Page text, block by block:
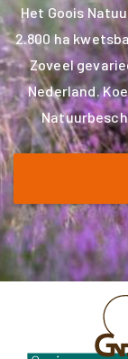
Het Goois
2.800 ha
Zoveel
Nederland.